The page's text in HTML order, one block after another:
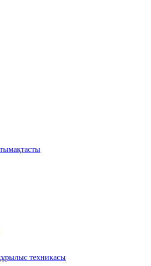
техникасы